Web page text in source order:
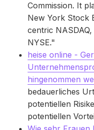
Commission. It
New York Stock
centric
NYSE."
heise online -
hingenommen
bedauerliches
potentiellen
potentiellen